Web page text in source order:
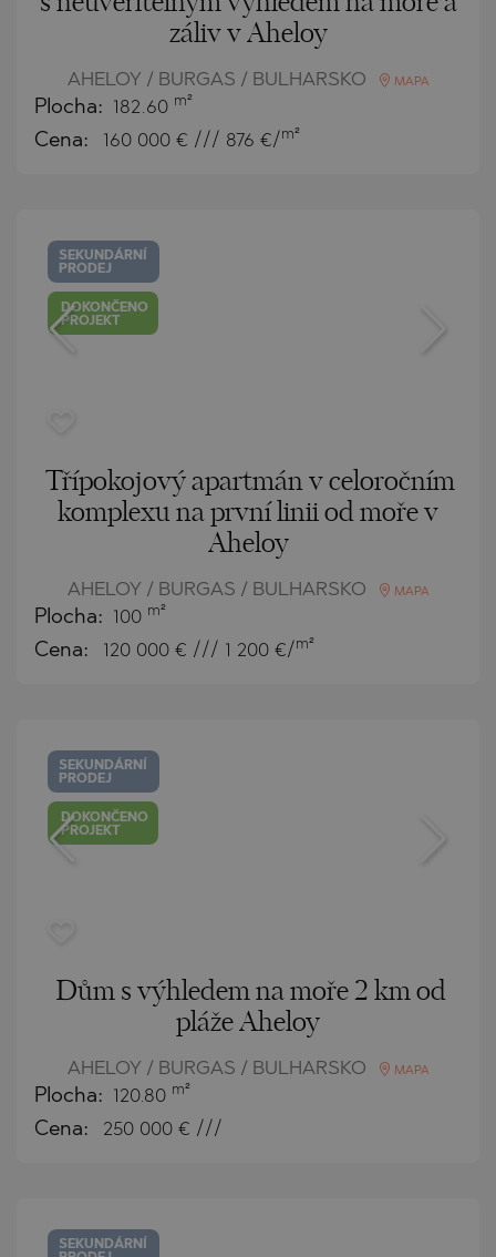
záliv v Aheloy
AHELOY / BURGAS / BULHARSKO MAPA
Plocha: 182.60 m²
Cena: 160 000 € /// 876 €/ m²
SEKUNDÁRNÍ
PRODEJ
DOKONČENO
PROJEKT
Třípokojový apartmán v celoročním
komplexu na první linii od moře v
Aheloy
AHELOY / BURGAS / BULHARSKO MAPA
Plocha: 100 m²
Cena: 120 000 € /// 1 200 €/ m²
SEKUNDÁRNÍ
PRODEJ
DOKONČENO
PROJEKT
Dům s výhledem na moře 2 km od
pláže Aheloy
AHELOY / BURGAS / BULHARSKO MAPA
Plocha: 120.80 m²
Cena: 250 000 € ///
SEKUNDÁRNÍ